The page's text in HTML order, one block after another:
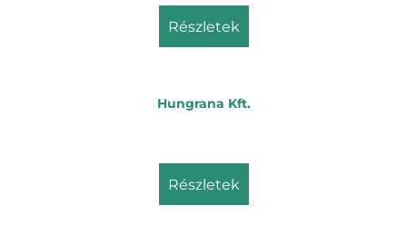
részletek
Hungrana Kft.
részletek